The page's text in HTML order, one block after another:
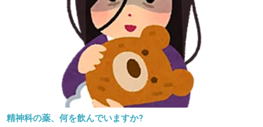
+17
2019/05/31(金) 08:20:14
子供は学校に報告しなければならないし、いち
いち世界と比べるもの？
精神科の薬、何を飲んでいますか?